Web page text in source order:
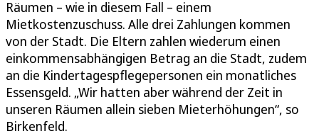
Räumen – wie in diesem Fall – einem
Mietkostenzuschuss. Alle drei Zahlungen kommen
von der Stadt. Die Eltern zahlen wiederum einen
einkommensabhängigen Betrag an die Stadt, zudem
an die Kindertagespflegepersonen ein monatliches
Essensgeld. „Wir hatten aber während der Zeit in
unseren Räumen allein sieben Mieterhöhungen“, so
Birkenfeld.